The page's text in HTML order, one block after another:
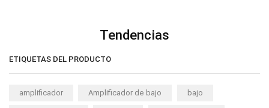
Tendencias
ETIQUETAS DEL PRODUCTO
amplificador Amplificador de bajo bajo